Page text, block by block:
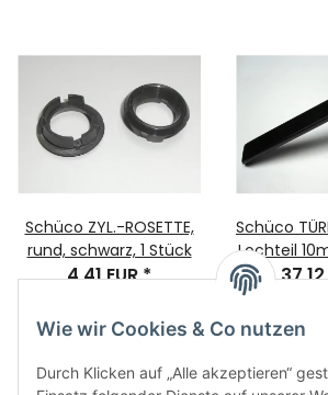
Wie wir Cookies & Co nutzen
Durch Klicken auf „Alle akzeptieren“
Schüco ZYL.-ROSETTE,
rund, schwarz, 1 Stück
4,41 EUR*
Schüco
Lochteil
Nr.